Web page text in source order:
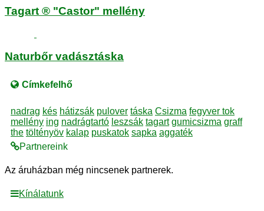
Tagart ® "Castor" mellény
Naturbőr vadásztáska
Címkefelhő
nadrag kés hátizsák pulover táska Csizma fegyver tok
mellény ing nadrágtartó leszsák tagart gumicsizma graff
the töltényöv kalap puskatok sapka aggaték
Partnereink
Az áruházban még nincsenek partnerek.
Kínálatunk